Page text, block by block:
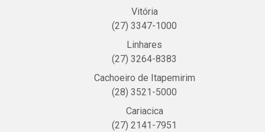
Vitória
(27) 3347-1000
Linhares
(27) 3264-8383
Cachoeiro de Itapemirim
(28) 3521-5000
Cariacica
(27) 2141-7951